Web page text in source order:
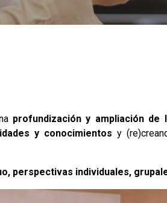
profundización y ampliación de
y conocimientos y
perspectivas individuales,